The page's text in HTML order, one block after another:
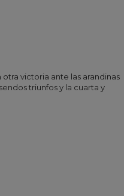
victoria ante las arandinas
triunfos y la cuarta y